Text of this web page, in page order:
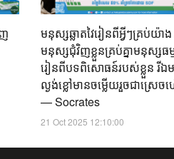
មនុស្សឆ្លាតវៃរៀនពីអ្វីៗគ្រប់យ៉ា
មនុស្សជុំវិញខ្លួនគ្រប់គ្នាមនុស្សធម្
រៀនពីបទពិសោធន៍របស់ខ្លួន រីឯ
ល្ងង់ខ្លៅមានចម្លើយរួចជាស្រេ
— Socrates
21 Oct 2025 12:10:00